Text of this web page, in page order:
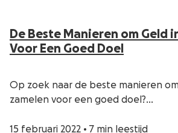
De Beste Manieren om Geld
Voor Een Goed Doel
Op zoek naar de beste manieren
zamelen voor een goed doel?…
15 februari 2022 • 7 min leestijd